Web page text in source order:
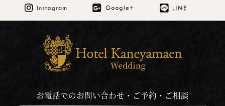
お電話でのお問い合わせ・ご予約・ご相談